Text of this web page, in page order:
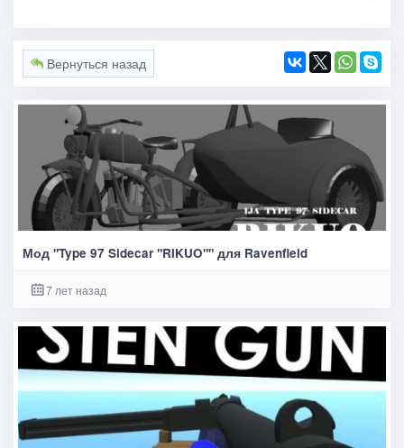
Вернуться назад
Мод "Type 97 Sidecar "RIKUO"" для Ravenfield
7 лет назад